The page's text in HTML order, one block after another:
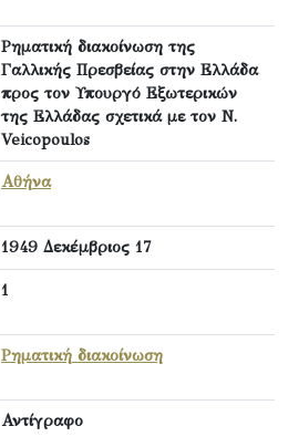
Ρηματική διακοίνωση της
Γαλλικής Πρεσβείας στην Ελλάδα
προς τον Υπουργό Εξωτερικών
της Ελλάδας σχετικά με τον N.
Veicopoulos
Αθήνα
1949 Δεκέμβριος 17
1
Ρηματική διακοίνωση
Αντίγραφο